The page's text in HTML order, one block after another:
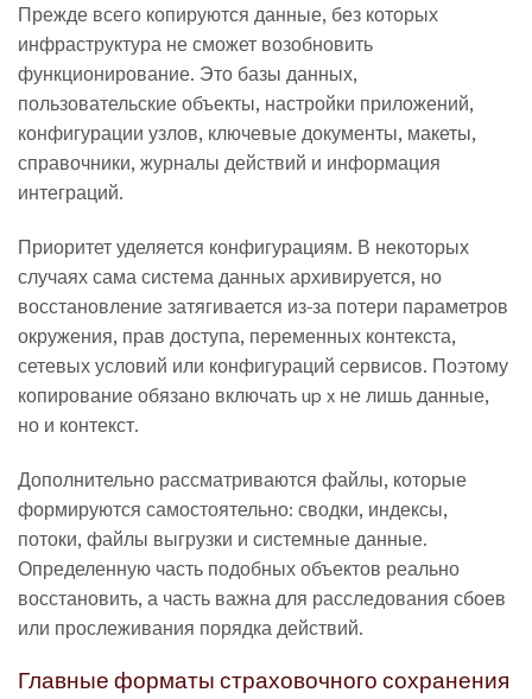
Прежде всего копируются данные, без которых
инфраструктура не сможет возобновить
функционирование. Это базы данных,
пользовательские объекты, настройки приложений,
конфигурации узлов, ключевые документы, макеты,
справочники, журналы действий и информация
интеграций.
Приоритет уделяется конфигурациям. В некоторых
случаях сама система данных архивируется, но
восстановление затягивается из-за потери параметров
окружения, прав доступа, переменных контекста,
сетевых условий или конфигураций сервисов. Поэтому
копирование обязано включать up x не лишь данные,
но и контекст.
Дополнительно рассматриваются файлы, которые
формируются самостоятельно: сводки, индексы,
потоки, файлы выгрузки и системные данные.
Определенную часть подобных объектов реально
восстановить, а часть важна для расследования сбоев
или прослеживания порядка действий.
Главные форматы страховочного сохранения